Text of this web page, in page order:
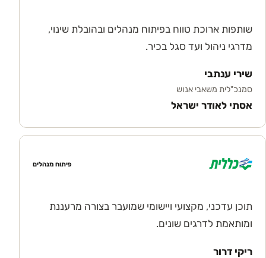
שותפות ארוכת טווח בפיתוח מנהלים ובהובלת שינוי,
מדרגי ניהול ועד סגל בכיר.
שירי ענתבי
סמנכ"לית משאבי אנוש
אסתי לאודר ישראל
פיתוח מנהלים
תוכן עדכני, מקצועי ויישומי שמועבר בצורה מרעננת
ומותאמת לדרגים שונים.
ריקי דרור